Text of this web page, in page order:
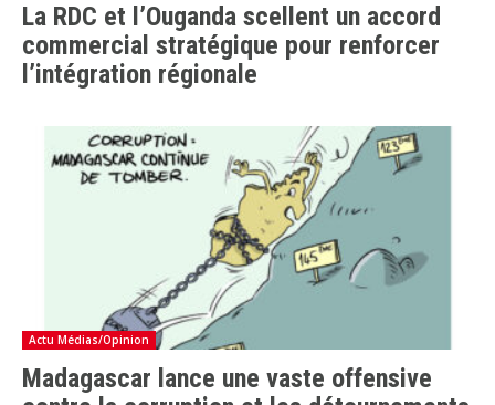
La RDC et l’Ouganda scellent un accord
commercial stratégique pour renforcer
l’intégration régionale
Actu Médias/Opinion
Madagascar lance une vaste offensive